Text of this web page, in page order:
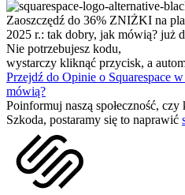
Zaoszczędź do 36% ZNIŻKI na
2025 r.: tak dobry, jak mówią? już
Nie potrzebujesz kodu,
wystarczy kliknąć przycisk, a
Przejdź do Opinie o Squarespace
mówią?
Poinformuj naszą społeczność,
Szkoda, postaramy się to naprawić